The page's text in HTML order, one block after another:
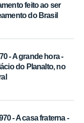
feito ao ser
do Brasil
- A grande hora -
do Planalto, no
- A casa fraterna -